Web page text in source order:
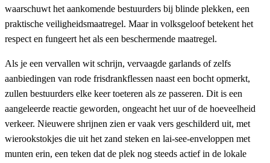
waarschuwt het aankomende bestuurders bij blinde plekken, een
praktische veiligheidsmaatregel. Maar in volksgeloof betekent het
respect en fungeert het als een beschermende maatregel.
Als je een vervallen wit schrijn, vervaagde garlands of zelfs
aanbiedingen van rode frisdrankflessen naast een bocht opmerkt,
zullen bestuurders elke keer toeteren als ze passeren. Dit is een
aangeleerde reactie geworden, ongeacht het uur of de hoeveelheid
verkeer. Nieuwere shrijnen zien er vaak vers geschilderd uit, met
wierookstokjes die uit het zand steken en lai-see-enveloppen met
munten erin, een teken dat de plek nog steeds actief in de lokale